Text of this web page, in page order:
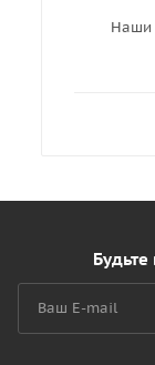
Наши